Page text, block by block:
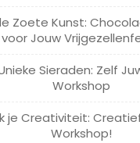
Zoete Kunst:
voor Jouw
Sieraden: Zelf
Workshop
je Creativiteit:
Workshop!